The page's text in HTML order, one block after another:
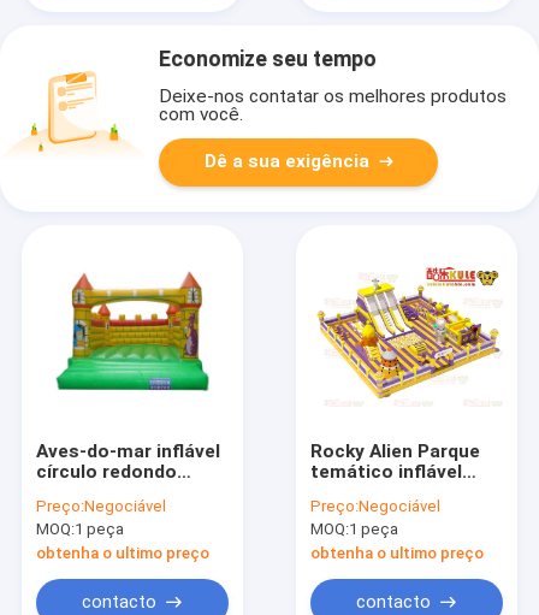
Economize seu tempo
Deixe-nos contatar os melhores produtos
com você.
Dê a sua exigência
Aves-do-mar inflável
círculo redondo
castelo salto
Insecto temático
Preço:Negociável
MOQ:1 peça
obtenha o ultimo preço
contacto
Rocky Alien Parque
temático inflável
salto castelo para
venda
Preço:Negociável
MOQ:1 peça
obtenha o ultimo preço
contacto